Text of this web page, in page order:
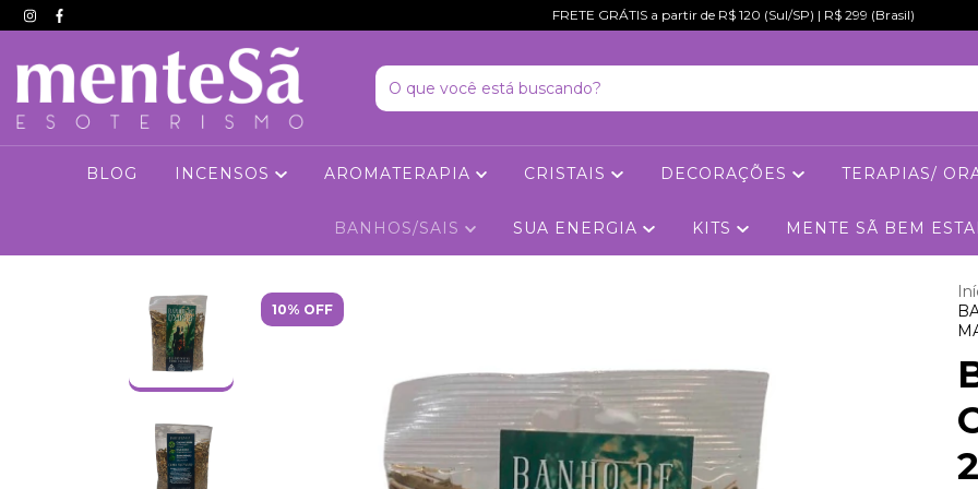
FRETE GRÁTIS a partir de R$ 120 (Sul/SP) | R$ 299 (Brasil)
BLOG INCENSOS AROMATERAPIA CRISTAIS DECORAÇÕES TERAPIAS/
BANHOS/SAIS SUA ENERGIA KITS MENTE SÃ BEM
10% OFF